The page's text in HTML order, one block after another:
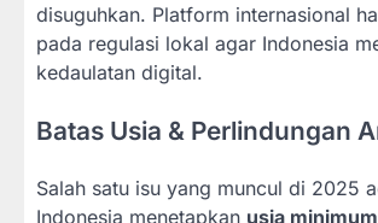
disuguhkan. Platform internasional
pada regulasi lokal agar Indonesia
kedaulatan digital.
Batas Usia & Perlindungan
Salah satu isu yang muncul di 2025
Indonesia menetapkan usia